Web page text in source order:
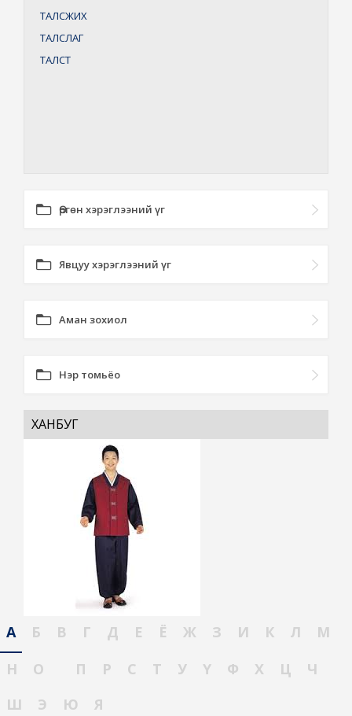
ТАЛСЖИХ
ТАЛСЛАГ
ТАЛСТ
Өргөн хэрэглээний үг
Явцуу хэрэглээний үг
Аман зохиол
Нэр томьёо
ХАНБУГ
А Б В Г Д Е Ё Ж З И К Л
М
Н
О П Р С Т У Ү Ф Х Ц
Ч
Ш
Э Ю Я